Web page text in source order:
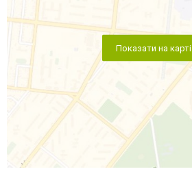
Показати на карті